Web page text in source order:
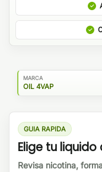
MARCA
OIL 4VAP
GUIA RAPIDA
Elige tu
Revisa nicotina,